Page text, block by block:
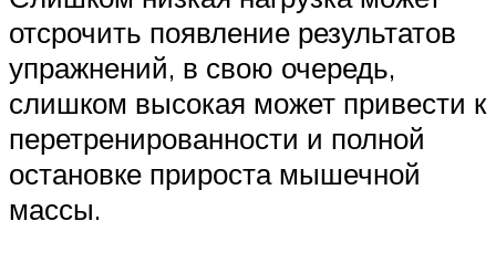
отсрочить появление результатов
упражнений, в свою очередь,
слишком высокая может привести к
перетренированности и полной
остановке прироста мышечной
массы.